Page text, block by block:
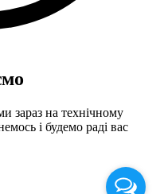
зараз на технічному
і будемо раді вас